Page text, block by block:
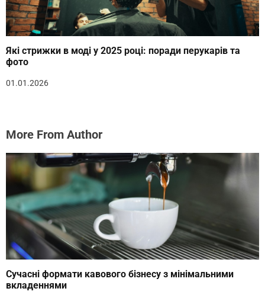
Які стрижки в моді у 2025 році: поради перукарів та
фото
01.01.2026
More From Author
Сучасні формати кавового бізнесу з мінімальними
вкладеннями